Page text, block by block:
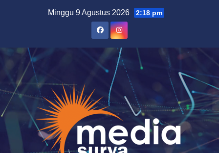
Minggu 9 Agustus 2026 2:18 pm